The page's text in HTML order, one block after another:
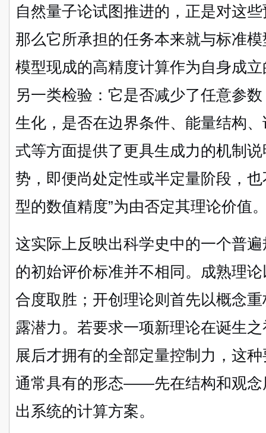
自然量子论试图推进的，正是对这
那么它所承担的任务本来就与标准
模型现成的高精度计算作为自身成
另一类检验：它是否减少了任意参
生化，是否在边界条件、能量结构
式等方面提供了更具生成力的机制
势，即便尚处定性或半定量阶段，
型的数值精度”为由否定其理论价值
这实际上反映出科学史中的一个普
的初始评价标准并不相同。成熟理
合度取胜；开创理论则首先以概念
露潜力。若要求一项新理论在诞生
展后才拥有的全部定量控制力，这
通常具有的形态——先在结构和观念
出系统的计算方案。